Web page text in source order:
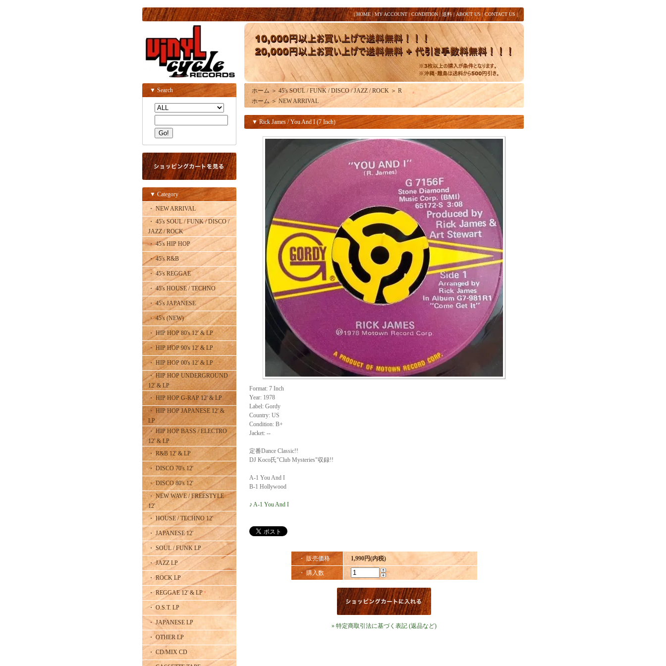
|HOME|MY ACCOUNT |CONDITION |送料| ABOUT US |CONTACT US |
▼ Search
▼ Category
・ NEW ARRIVAL
・ 45's SOUL / FUNK / DISCO /
JAZZ / ROCK
・ 45's HIP HOP
・ 45's R&B
・ 45's REGGAE
・ 45's HOUSE / TECHNO
・ 45's JAPANESE
・ 45's (NEW)
・ HIP HOP 80's 12' & LP
・ HIP HOP 90's 12' & LP
・ HIP HOP 00's 12' & LP
・ HIP HOP UNDERGROUND
12' & LP
・ HIP HOP G-RAP 12' & LP
・ HIP HOP JAPANESE 12' &
LP
・ HIP HOP BASS / ELECTRO
12' & LP
・ R&B 12' & LP
・ DISCO 70's 12'
・ DISCO 80's 12'
・ NEW WAVE / FREESTYLE
12'
・ HOUSE / TECHNO 12'
・ JAPANESE 12'
・ SOUL / FUNK LP
・ JAZZ LP
・ ROCK LP
・ REGGAE 12' & LP
・ O.S.T. LP
・ JAPANESE LP
・ OTHER LP
・ CD/MIX CD
ホーム ＞ 45's SOUL / FUNK / DISCO / JAZZ / ROCK ＞ R
ホーム ＞ NEW ARRIVAL
▼ Rick James / You And I (7 Inch)
Format: 7 Inch
Year: 1978
Label: Gordy
Country: US
Condition: B+
Jacket: --
定番Dance Classic!!
DJ Koco氏"Club Mysteries"収録!!
A-1 You And I
B-1 Hollywood
♪ A-1 You And I
・ 販売価格 1,990円(内税)
・ 購入数
» 特定商取引法に基づく表記 (返品など)